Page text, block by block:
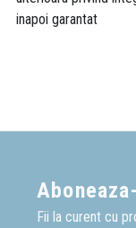
inapoi garantat
Fii la curent cu